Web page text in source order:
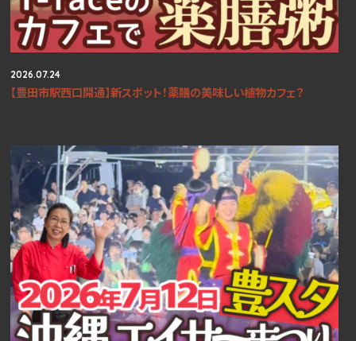
2026.07.24
【豊田市駅西口開通】新スポット！薬膳の美味しい植物カフェ？